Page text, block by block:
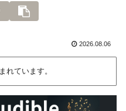
2026.08.06
れています。